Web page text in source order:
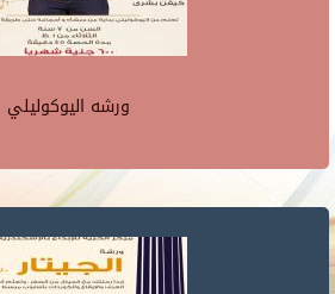
ورشه اليوكوليلي